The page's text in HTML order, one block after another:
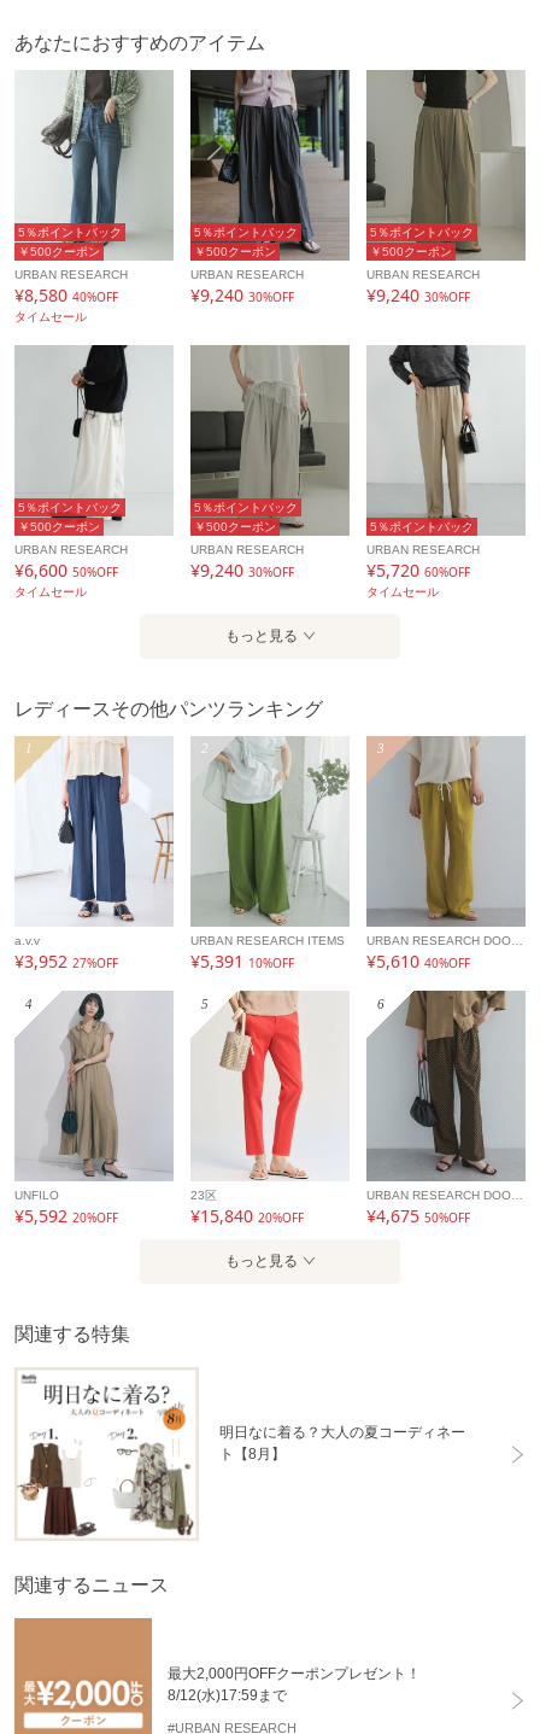
（税込5,000円以上ご購入で送料無料）
商品コード UR26230-2041011
性別タイプ レディース
カテゴリ パンツ その他パンツ
素材 麻100%
製造国 詳細は下記よりお問い合わせください
ギフト
あなたにおすすめのアイテム
￥500クーポン
5％ポイントバック
URBAN RESEARCH
¥8,580 40%OFF
タイムセール
￥500クーポン
5％ポイントバック
URBAN RESEARCH
¥9,240 30%OFF
￥500クーポン
5％ポイントバック
URBAN RESEARCH
¥9,240 30%OFF
￥500クーポン
5％ポイントバック
URBAN RESEARCH
¥6,600 50%OFF
タイムセール
￥500クーポン
5％ポイントバック
URBAN RESEARCH
¥9,240 30%OFF
5％ポイントバック
URBAN RESEARCH
¥5,720 60%OFF
タイムセール
もっと見る
レディースその他パンツランキング
1
a.v.v
¥3,952 27%OFF
2
URBAN RESEARCH ITEMS
¥5,391 10%OFF
3
URBAN RESEARCH DOORS
¥5,61040%OFF
4
UNFILO
¥5,592 20%OFF
5
23区
¥15,84020%OFF
6
URBAN RESEARCH DOORS
¥4,67550%OFF
もっと見る
関連する特集
明日なに着る？大人の夏コーディネー
ト【8月】
関連するニュース
最大2,000円OFFクーポンプレゼント！
8/12(水)17:59まで
#URBAN RESEARCH